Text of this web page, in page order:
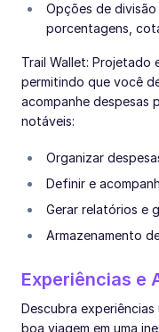
Opções de divisão
porcentagens,
Trail Wallet: Projetado
permitindo que você
acompanhe despesas
notáveis:
Organizar
Definir e
Gerar relatórios e
Armazenamento
Experiências e
Descubra
boa viagem em uma